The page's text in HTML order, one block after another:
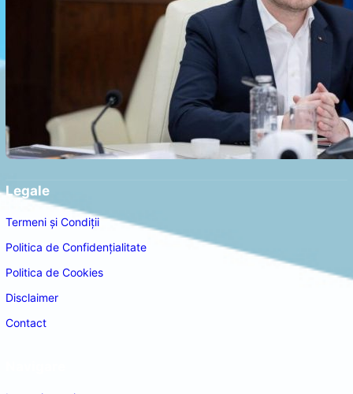
Legale
Termeni și Condiții
Politica de Confidențialitate
Politica de Cookies
Disclaimer
Contact